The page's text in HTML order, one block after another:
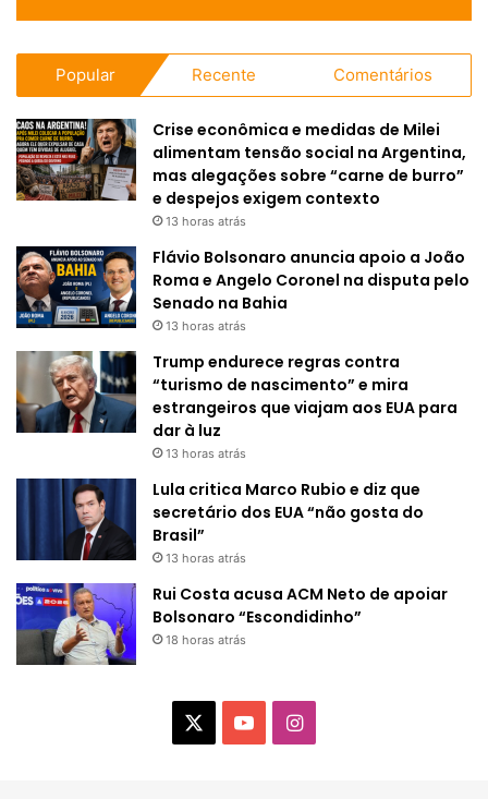
Popular Recente Comentários
Crise econômica e medidas de Milei
alimentam tensão social na Argentina,
mas alegações sobre “carne de burro”
e despejos exigem contexto
13 horas atrás
Flávio Bolsonaro anuncia apoio a João
Roma e Angelo Coronel na disputa pelo
Senado na Bahia
13 horas atrás
Trump endurece regras contra
“turismo de nascimento” e mira
estrangeiros que viajam aos EUA para
dar à luz
13 horas atrás
Lula critica Marco Rubio e diz que
secretário dos EUA “não gosta do
Brasil”
13 horas atrás
Rui Costa acusa ACM Neto de apoiar
Bolsonaro “Escondidinho”
18 horas atrás
I